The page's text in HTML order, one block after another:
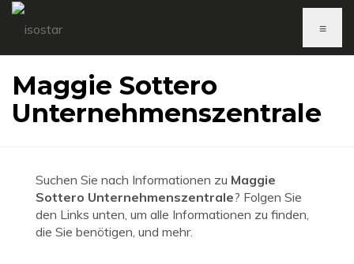
≡
Maggie Sottero
Unternehmenszentrale
Suchen Sie nach Informationen zu Maggie
Sottero Unternehmenszentrale? Folgen Sie
den Links unten, um alle Informationen zu finden,
die Sie benötigen, und mehr.